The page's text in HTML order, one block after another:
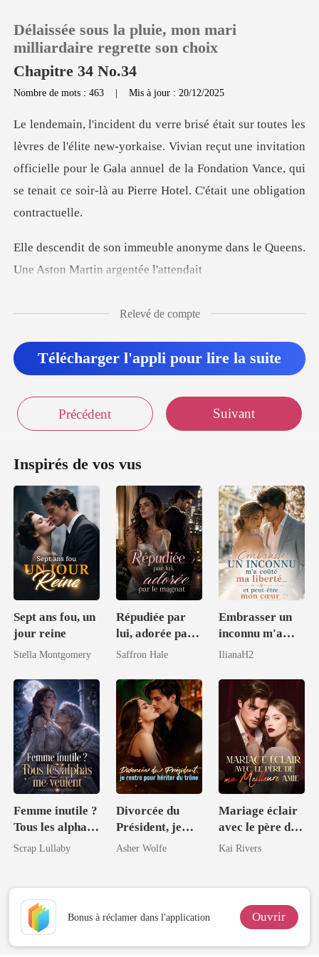
Recharger
Historique
Télécharger l'appli
Délaissée sous la pluie, mon mari
milliardaire regrette son choix
Chapitre 34 No.34
Nombre de mots : 463 |Mis à jour : 20/12/2025
orkaise. Vivian reçut une invitation
officielle pour le Gala annuel de la Fondation
anonyme dans le Queens.
Une A
Relevé de compte
Télécharger l'appli pour lire la suite
Précédent Suivant
Inspirés de vos vus
Sept ans fou, un
jour reine
Stella Montgomery
Répudiée par
lui, adorée par
le magnat
Saffron Hale
Embrasser un
inconnu m'a
coûté ma
être mon cœur
IlianaH2
Femme inutile ?
Tous les alphas
me veulent
Scrap Lullaby
Divorcée du
Président, je
rentre pour
Asher Wolfe
Mariage éclair
avec le père de
ma meilleure
Kai Rivers
Bonus à réclamer dans l'application Ouvrir